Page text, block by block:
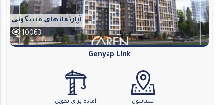
آپارتمانهای مسکونی
10063
Genyap Link
استانبول
آماده برای تحویل